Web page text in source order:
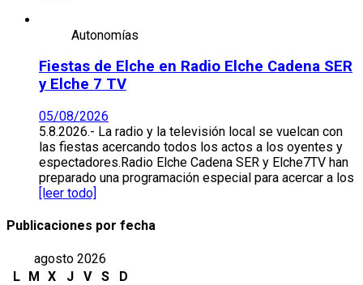
Autonomías
Fiestas de Elche en Radio Elche Cadena SER
y Elche 7 TV
05/08/2026
5.8.2026.- La radio y la televisión local se vuelcan con
las fiestas acercando todos los actos a los oyentes y
espectadores.Radio Elche Cadena SER y Elche7TV han
preparado una programación especial para acercar a los
[leer todo]
Publicaciones por fecha
agosto 2026
L
M X J V S
D